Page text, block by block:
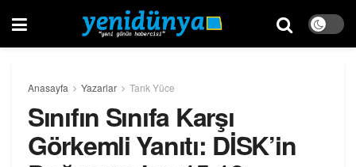
Anasayfa Yazarlar Tarık Yüce
Sınıfın Sınıfa Karşı
Görkemli Yanıtı: DİSK’in